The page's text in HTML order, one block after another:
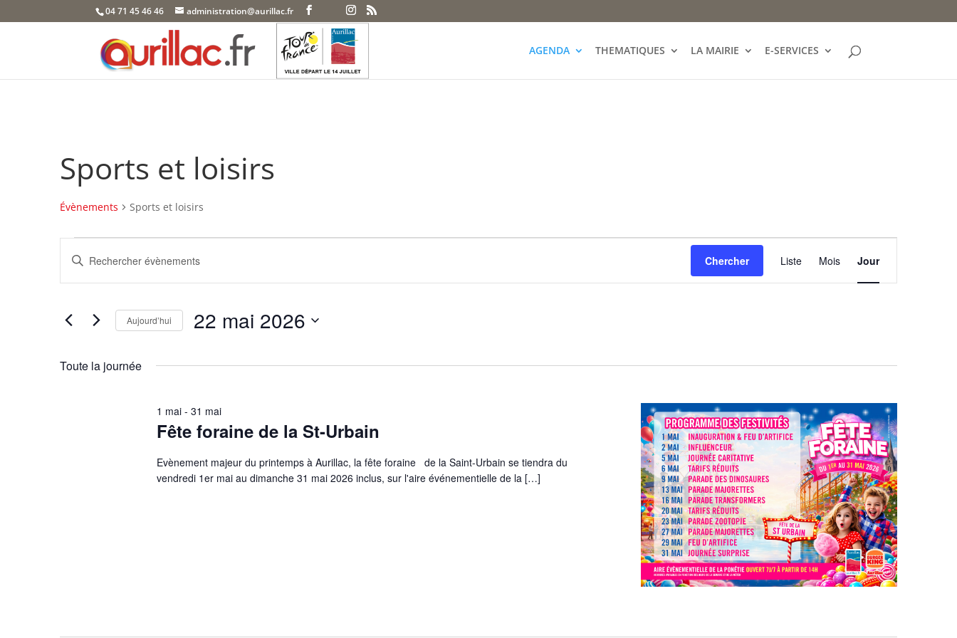
04 71 45 46 46 administration@aurillac.fr
AGENDA THEMATIQUES LA MAIRIE E-SERVICES
Sports et loisirs
Évènements Sports et loisirs
Évènements
for
22
2026
Recherche
et
navigation
vues
Évènements
Saisir
clé.
Évènements
clé.
Chercher
Navigation
de
vues
Liste Mois Jour
Aujourd’hui 22 mai 2026
Toute la journée
Fête foraine de la St-Urbain
1 mai- 31 mai
Evènement majeur du printemps à Aurillac, la fête foraine de la Saint-Urbain se tiendra du
vendredi 1er mai au dimanche 31 mai 2026 inclus, sur l'aire événementielle de la […]